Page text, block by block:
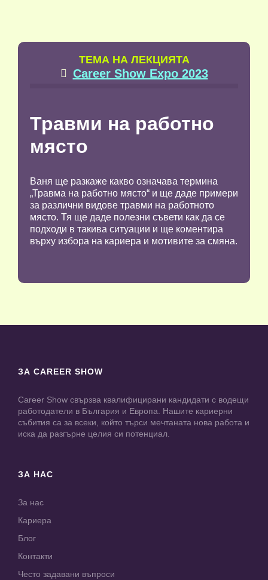
TЕМА НА ЛЕКЦИЯТА
 Career Show Expo 2023
Травми на работно
място
Ваня ще разкаже какво означава термина
„Травма на работно място“ и ще даде примери
за различни видове травми на работното
място. Тя ще даде полезни съвети как да се
подходи в такива ситуации и ще коментира
върху избора на кариера и мотивите за смяна.
ЗА CAREER SHOW
Career Show свързва квалифицирани кандидати с водещи
работодатели в България и Европа. Нашите кариерни
събития са за всеки, който търси мечтаната нова работа и
иска да разгърне целия си потенциал.
ЗА НАС
За нас
Кариера
Блог
Контакти
Често задавани въпроси